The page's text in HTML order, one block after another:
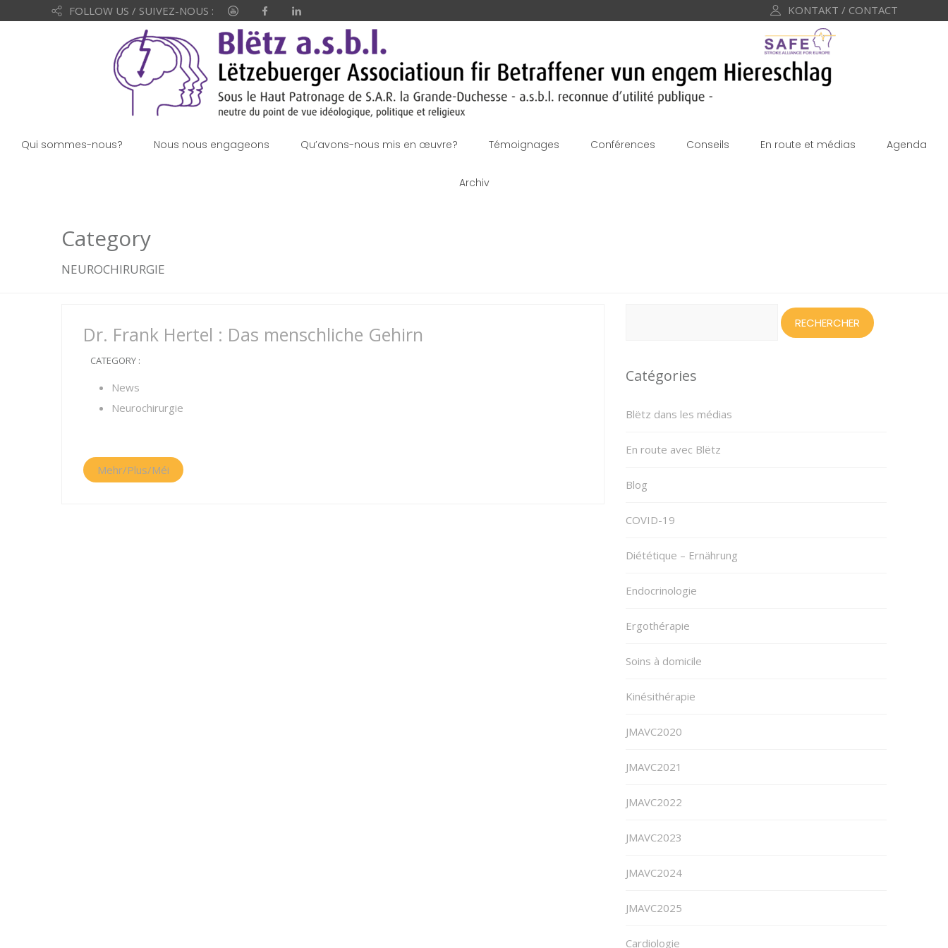
FOLLOW US / SUIVEZ-NOUS : KONTAKT / CONTACT
Qui sommes-nous? Nous nous engageons Qu’avons-nous mis en œuvre? Témoignages Conférences Conseils En route et médias Agenda
Archiv
Category
NEUROCHIRURGIE
Dr. Frank Hertel : Das menschliche Gehirn
CATEGORY :
News
Neurochirurgie
Mehr/Plus/Méi
Catégories
Blëtz dans les médias
En route avec Blëtz
Blog
COVID-19
Diététique – Ernährung
Endocrinologie
Ergothérapie
Soins à domicile
Kinésithérapie
JMAVC2020
JMAVC2021
JMAVC2022
JMAVC2023
JMAVC2024
JMAVC2025
Cardiologie